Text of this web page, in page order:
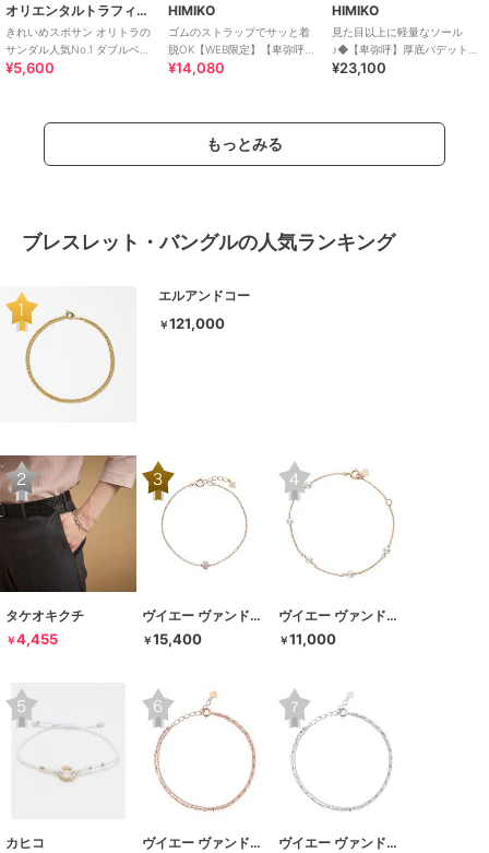
オリエンタルトラフィック
きれいめスポサン オリトラの
サンダル人気No.1 ダブルベル
ト スポーツサンダル /42207
¥5,600
HIMIKO
ゴムのストラップでサッと着
脱OK【WEB限定】【卑弥呼
26SS】ゴムストラップサンダ
¥14,080
HIMIKO
見た目以上に軽量なソール
♪◆【卑弥呼】厚底パデットサ
ンダル/661201
¥23,100
もっとみる
ブレスレット・バングルの人気ランキング
エルアンドコー
￥121,000
タケオキクチ
￥4,455
ヴイエー ヴァンドーム青山
￥15,400
ヴイエー ヴァンドーム青山
￥11,000
カヒコ ヴイエー ヴァンドーム青山 ヴイエー ヴァンドーム青山